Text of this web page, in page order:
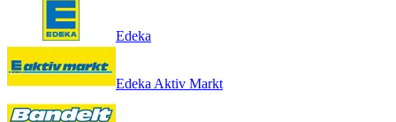
Edeka
Edeka Aktiv Markt